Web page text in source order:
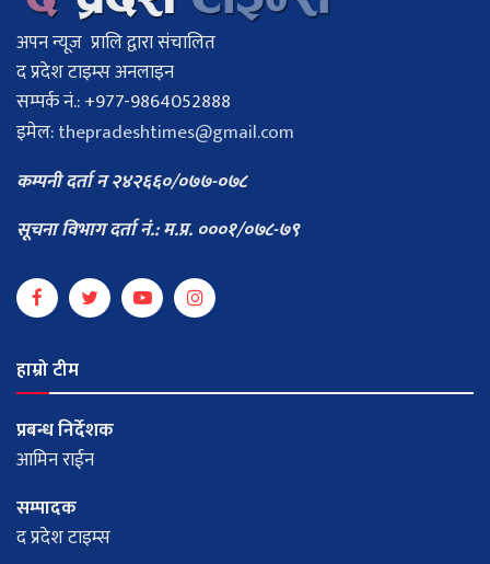
अपन न्यूज प्रालि द्वारा संचालित
द प्रदेश टाइम्स अनलाइन
सम्पर्क नं.: +977-9864052888
इमेल:thepradeshtimes@gmail.com
कम्पनी दर्ता न २४२६६०/०७७-०७८
सूचना विभाग दर्ता नं.: म.प्र. ०००१/०७८-७९
हाम्रो टीम
प्रबन्ध निर्देशक
आमिन राईन
सम्पादक
द प्रदेश टाइम्स